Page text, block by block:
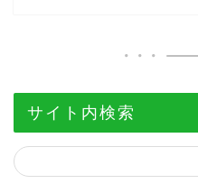
サイト内検索